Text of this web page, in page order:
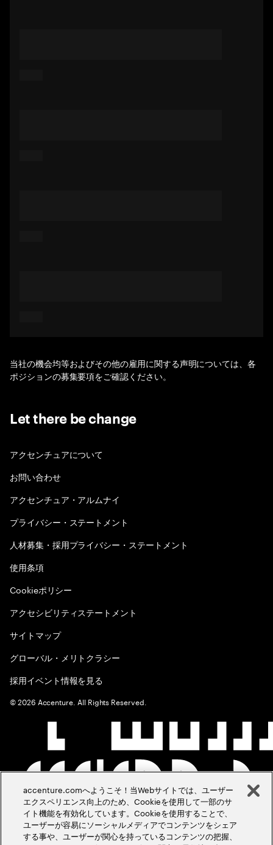
当社の機会均等およびその他の雇用に関する声明については、各
ポジションの募集要項をご確認ください。
Let there be change
アクセンチュアについて
お問い合わせ
アクセンチュア・アルムナイ
プライバシー・ステートメント
人材募集・採用プライバシー・ステートメント
使用条項
Cookieポリシー
アクセシビリティステートメント
サイトマップ
グローバル・メリトクラシー
採用イベント情報を見る
©2026 Accenture. All Rights Reserved.
accenture.comへようこそ！当Webサイトでは、ユーザー
エクスペリエンス向上のため、Cookieを使用して一部のサ
イト機能を有効化しています。Cookieを使用することで、
ユーザーが容易にソーシャルメディアでコンテンツをシェア
する事や、ユーザーが関心を持っているコンテンツの把握、